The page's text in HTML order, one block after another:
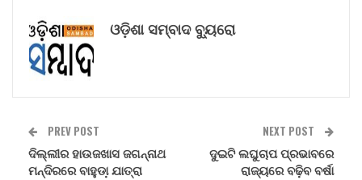
ଓଡ଼ିଶା ସମ୍ବାଦ ବ୍ୟୁରୋ
PREV POST
ଦିଲ୍ଲୀର ହାଉଜଖାସ ଜଗନ୍ନାଥ
ମନ୍ଦିରରେ ବାହୁଡା଼ ଯାତ୍ରା
NEXT POST
ଦୁଇଟି ଲଘୁଚାପ ପ୍ରଭାବରେ
ରାଜ୍ୟରେ ବଢ଼ିବ ବର୍ଷା